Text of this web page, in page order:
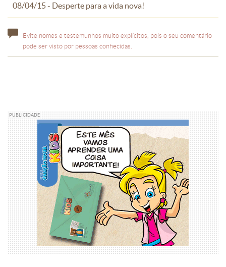
08/04/15 - Desperte para a vida nova!
Evite nomes e testemunhos muito explícitos, pois o seu comentário
pode ser visto por pessoas conhecidas.
PUBLICIDADE